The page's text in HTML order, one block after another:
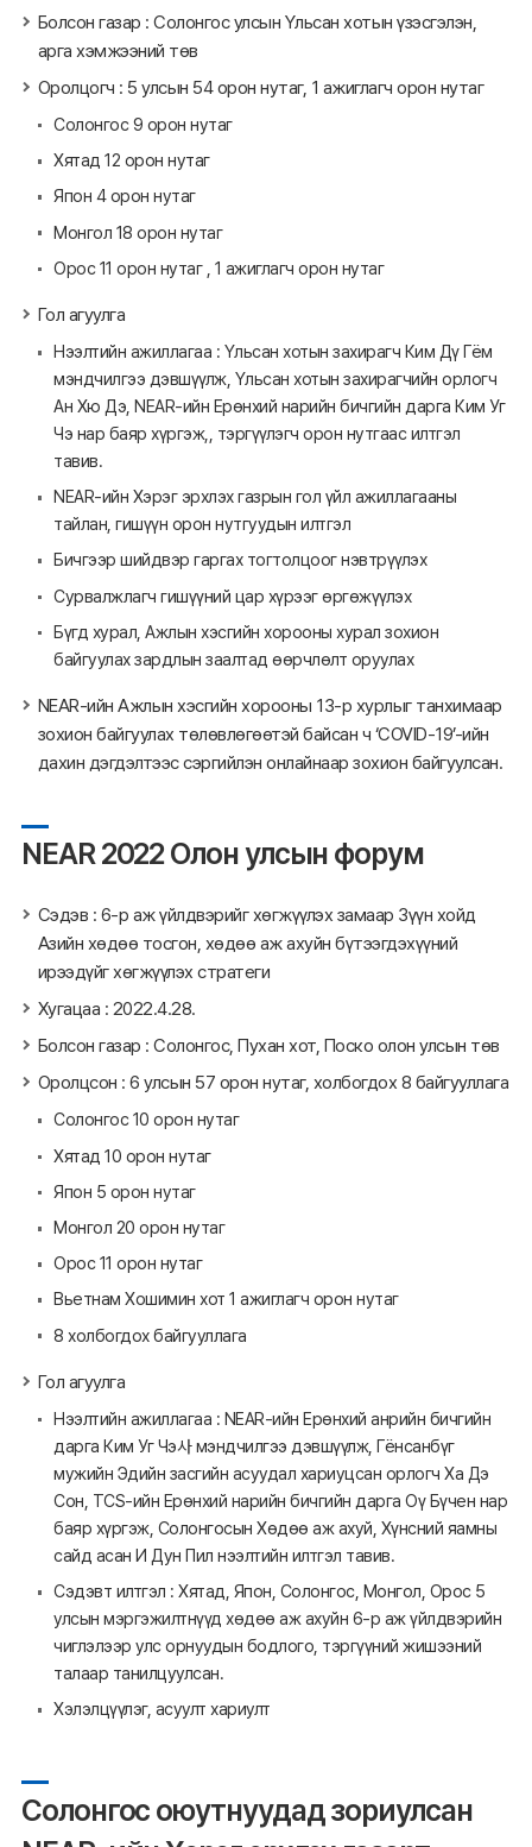
Болсон газар : Солонгос улсын Үльсан хотын үзэсгэлэн,
арга хэмжээний төв
Оролцогч : 5 улсын 54 орон нутаг, 1 ажиглагч орон нутаг
Солонгос 9 орон нутаг
Хятад 12 орон нутаг
Япон 4 орон нутаг
Монгол 18 орон нутаг
Орос 11 орон нутаг , 1 ажиглагч орон нутаг
Гол агуулга
Нээлтийн ажиллагаа : Үльсан хотын захирагч Ким Дү Гём
мэндчилгээ дэвшүүлж, Үльсан хотын захирагчийн орлогч
Ан Хю Дэ, NEAR-ийн Ерөнхий нарийн бичгийн дарга Ким Уг
Чэ нар баяр хүргэж,, тэргүүлэгч орон нутгаас илтгэл
тавив.
NEAR-ийн Хэрэг эрхлэх газрын гол үйл ажиллагааны
тайлан, гишүүн орон нутгуудын илтгэл
Бичгээр шийдвэр гаргах тогтолцоог нэвтрүүлэх
Сурвалжлагч гишүүний цар хүрээг өргөжүүлэх
Бүгд хурал, Ажлын хэсгийн хорооны хурал зохион
байгуулах зардлын заалтад өөрчлөлт оруулах
NEAR-ийн Ажлын хэсгийн хорооны 13-р хурлыг танхимаар
зохион байгуулах төлөвлөгөөтэй байсан ч ‘COVID-19’-ийн
дахин дэгдэлтээс сэргийлэн онлайнаар зохион байгуулсан.
NEAR 2022 Олон улсын форум
Сэдэв : 6-р аж үйлдвэрийг хөгжүүлэх замаар Зүүн хойд
Азийн хөдөө тосгон, хөдөө аж ахуйн бүтээгдэхүүний
ирээдүйг хөгжүүлэх стратеги
Хугацаа : 2022.4.28.
Болсон газар : Солонгос, Пухан хот, Поско олон улсын төв
Оролцсон : 6 улсын 57 орон нутаг, холбогдох 8 байгууллага
Солонгос 10 орон нутаг
Хятад 10 орон нутаг
Япон 5 орон нутаг
Монгол 20 орон нутаг
Орос 11 орон нутаг
Вьетнам Хошимин хот 1 ажиглагч орон нутаг
8 холбогдох байгууллага
Гол агуулга
Нээлтийн ажиллагаа : NEAR-ийн Ерөнхий анрийн бичгийн
дарга Ким Уг Чэ사 мэндчилгээ дэвшүүлж, Гёнсанбүг
мужийн Эдийн засгийн асуудал хариуцсан орлогч Ха Дэ
Сон, TCS-ийн Ерөнхий нарийн бичгийн дарга Оү Бүчен нар
баяр хүргэж, Солонгосын Хөдөө аж ахуй, Хүнсний яамны
сайд асан И Дун Пил нээлтийн илтгэл тавив.
Сэдэвт илтгэл : Хятад, Япон, Солонгос, Монгол, Орос 5
улсын мэргэжилтнүүд хөдөө аж ахуйн 6-р аж үйлдвэрийн
чиглэлээр улс орнуудын бодлого, тэргүүний жишээний
талаар танилцуулсан.
Хэлэлцүүлэг, асуулт хариулт
Солонгос оюутнуудад зориулсан